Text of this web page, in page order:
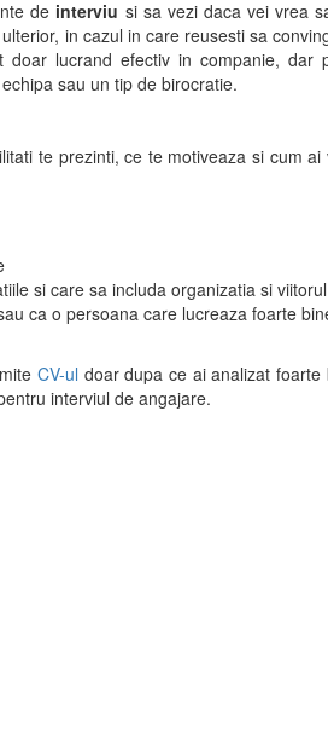
de interviu si sa vezi daca vei vrea
in cazul in care reusesti sa
lucrand efectiv in companie,
sau un tip de birocratie.
te prezinti, ce te motiveaza si cum
si care sa includa organizatia si
ca o persoana care lucreaza foarte
CV-ul doar dupa ce ai analizat
interviul de angajare.